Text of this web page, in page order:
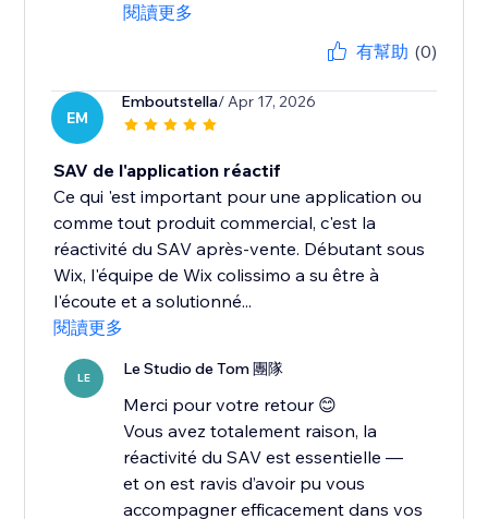
閱讀更多
有幫助 (0)
EM
Emboutstella/ Apr 17, 2026
SAV de l'application réactif
Ce qui 'est important pour une application ou
comme tout produit commercial, c'est la
réactivité du SAV après-vente. Débutant sous
Wix, l'équipe de Wix colissimo a su être à
l'écoute et a solutionné...
閱讀更多
LE Le Studio de Tom 團隊
Merci pour votre retour 😊
Vous avez totalement raison, la
réactivité du SAV est essentielle —
et on est ravis d’avoir pu vous
accompagner efficacement dans vos